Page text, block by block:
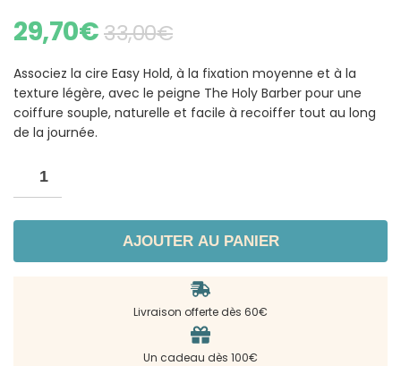
33,00€
29,70€
Associez la cire Easy Hold, à la fixation moyenne et à la
texture légère, avec le peigne The Holy Barber pour une
coiffure souple, naturelle et facile à recoiffer tout au long
de la journée.
AJOUTER AU PANIER
Livraison offerte dès 60€
Un cadeau dès 100€